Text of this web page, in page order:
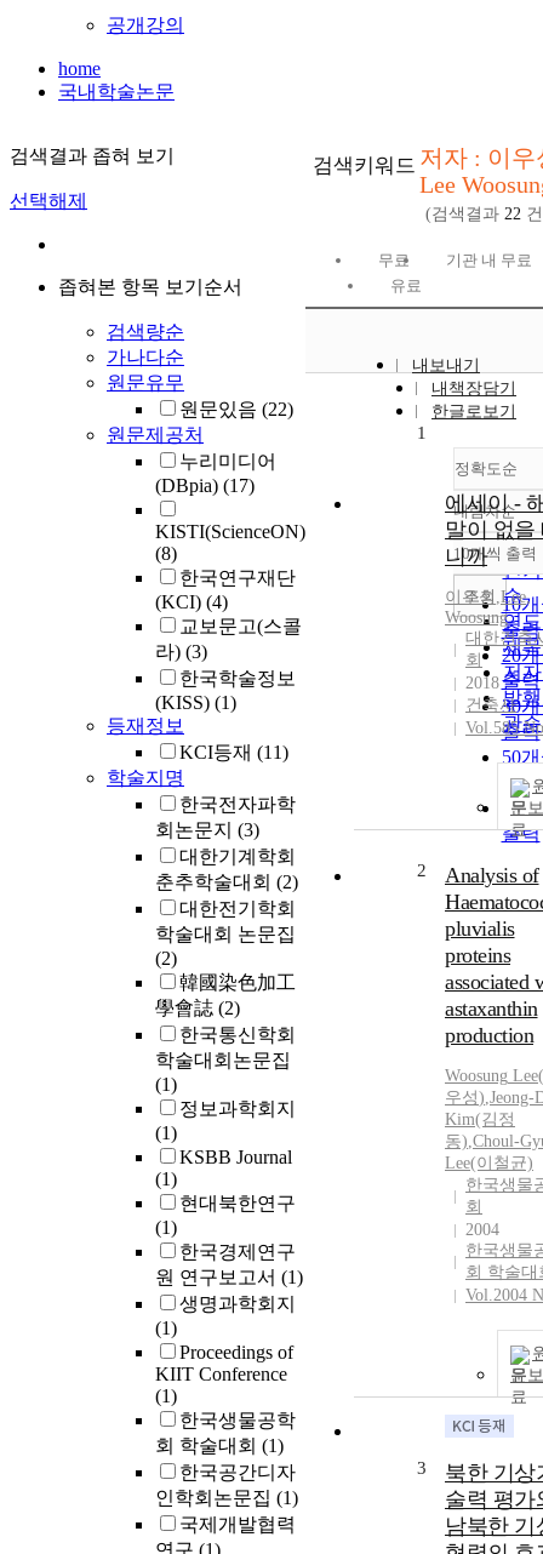
공개강의
home
국내학술논문
검색결과 좁혀 보기
선택해제
좁혀본 항목 보기순서
검색량순
가나다순
원문유무
원문있음 (22)
원문제공처
누리미디어
(DBpia) (17)
KISTI(ScienceON)
(8)
한국연구재단
(KCI) (4)
교보문고(스콜
라) (3)
한국학술정보
(KISS) (1)
등재정보
KCI등재 (11)
학술지명
한국전자파학
회논문지 (3)
대한기계학회
춘추학술대회 (2)
대한전기학회
학술대회 논문집
(2)
韓國染色加工
學會誌 (2)
한국통신학회
학술대회논문집
(1)
정보과학회지
(1)
KSBB Journal
(1)
현대북한연구
(1)
한국경제연구
원 연구보고서 (1)
생명과학회지
(1)
Proceedings of
KIIT Conference
(1)
한국생물공학
회 학술대회 (1)
한국공간디자
인학회논문집 (1)
국제개발협력
검색키워드 저자 : 이우
Lee
(검색결과 22
무료
기관 내 무료
유료
내보내기
내책장담기
한글로보기
정확도순
정
순
인
순
연
제
저
발
관순
내림차순
내
10개씩 출력
10
출력
20
출력
30
출력
50
출력
100
출력
조회
1
에세이 -
말이 없을
니까
이우성 ,Lee,
Woosung
대한건축
회
2018
건축사
Vol.585
문
2
Analysis of
pluvialis
proteins
associated
astaxanthin
production
Woosung Lee(
우성),Jeong-
Kim(김정
동),Choul-
Lee(이철균)
한국생물
회
2004
한국생물
회 학술대
Vol.2004
문
3
북한 기상
술력 평가
남북한 기